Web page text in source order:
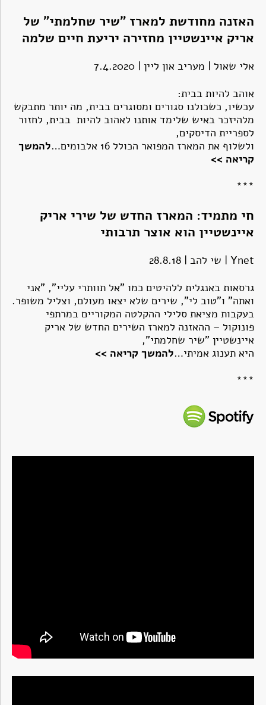
האזנה מחודשת למארז "שיר שחלמתי" של
אריק איינשטיין מחזירה יריעת חיים שלמה
אלי שאול | מעריב און ליין | 7.4.2020
אוהב להיות בבית:
עכשיו, כשכולנו סגורים ומסוגרים בבית, מה יותר מתבקש
מלהיזכר באיש שלימד אותנו לאהוב להיות בבית, לחזור
לספריית הדיסקים,
ולשלוף את המארז המפואר הכולל 16 אלבומים…
להמשך
קריאה >>
***
חי מתמיד: המארז החדש של שירי אריק
איינשטיין הוא אוצר תרבותי
Ynet | שי להב | 28.8.18
גרסאות באנגלית ללהיטים כמו "אל תוותרי עליי", "אני
ואתה" ו"טוב לי", שירים שלא יצאו מעולם, וצליל משופר.
בעקבות מציאת סלילי ההקלטה המקוריים במרתפי
פונוקול – ההאזנה למארז השירים החדש של אריק
איינשטיין "שיר שחלמתי",
היא תענוג אמיתי…להמשך קריאה >>
***